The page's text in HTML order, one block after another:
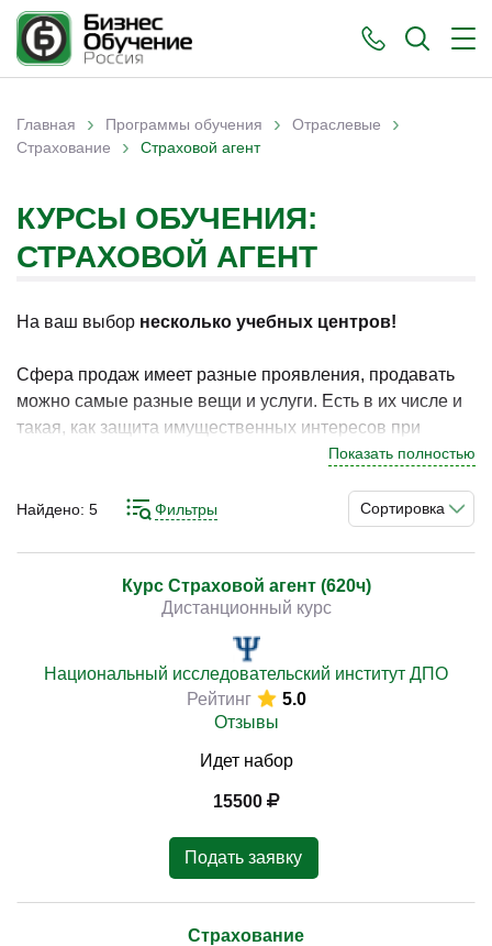
Вы здесь
Главная › Программы обучения › Отраслевые ›
Страхование › Страховой агент
КУРСЫ ОБУЧЕНИЯ:
СТРАХОВОЙ АГЕНТ
На ваш выбор несколько учебных центров!
Сфера продаж имеет разные проявления, продавать
можно самые разные вещи и услуги. Есть в их числе и
такая, как защита имущественных интересов при
наступлении определённых случаев, путём выплаты
страхование, а её продажей занимаются специальные
менеджеры, так называемые страховые агенты. Они
занимаются поиском клиентов и продажей страховок от
лица компании соответствующего профиля.
Профессия требует высокой коммуникабельности и
терпение, но не помешает и определённая подготовка.
Таковую могут предложить многие
специализированные курсы.
Показать полностью
Сортировка
Найдено: 5 Фильтры
Курс Страховой агент (620ч)
Дистанционный курс
Национальный исследовательский институт ДПО
Рейтинг
5.0
Отзывы
Идет набор
15500
Подать заявку
Страхование